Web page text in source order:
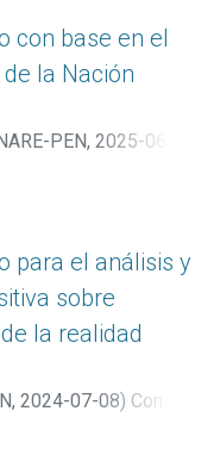
con base en el
la Nación
PEN, 2025-06-30
Rectores (Costa Rica).
a)
para el análisis y
sobre
la realidad
, 2024-07-08) Consejo
(Costa Rica).